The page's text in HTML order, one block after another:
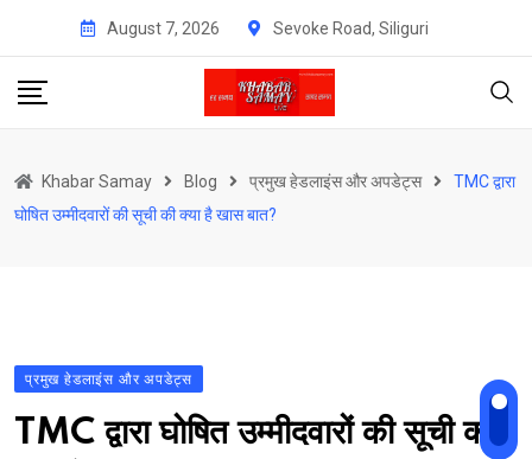
content
August 7, 2026 Sevoke Road, Siliguri
Khabar Samay Blog प्रमुख हेडलाइंस और अपडेट्स
TMC द्वारा
घोषित उम्मीदवारों की सूची की क्या है खास बात?
प्रमुख हेडलाइंस और अपडेट्स
TMC द्वारा घोषित उम्मीदवारों की सूची की